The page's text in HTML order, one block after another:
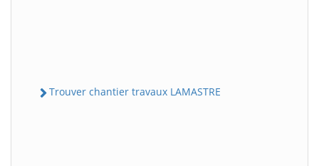
Trouver chantier travaux LAMASTRE